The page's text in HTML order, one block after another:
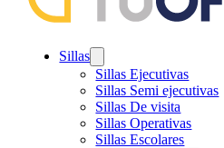
Sillas
Sillas Ejecutivas
Sillas Semi ejecutivas
Sillas De visita
Sillas Operativas
Sillas Escolares